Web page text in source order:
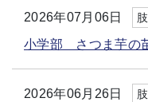
2026年07月06日
小学部 さつま芋の
2026年06月26日